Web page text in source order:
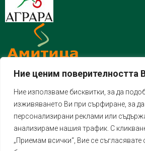
Ние ценим поверителността
Ние използваме бисквитки, за да
изживяването Ви при сърфиране, за
персонализирани реклами или
анализираме нашия трафик. С
„Приемам всички“, Вие се съгласявате